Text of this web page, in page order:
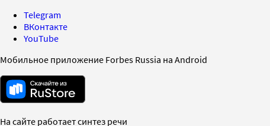
Telegram
ВКонтакте
YouTube
Мобильное приложение Forbes Russia на Android
На сайте работает синтез речи